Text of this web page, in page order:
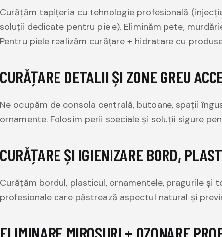
Curățăm tapițeria cu tehnologie profesională
soluții dedicate pentru piele). Eliminăm pete,
Pentru piele realizăm curățare + hidratare cu
CURĂȚARE DETALII ȘI ZONE GREU
Ne ocupăm de consola centrală, butoane, spații
ornamente. Folosim perii speciale și soluții sigure
CURĂȚARE ȘI IGIENIZARE BORD,
Curățăm bordul, plasticul, ornamentele, pragurile și
profesionale care păstrează aspectul natural și
ELIMINARE MIROSURI + OZONARE